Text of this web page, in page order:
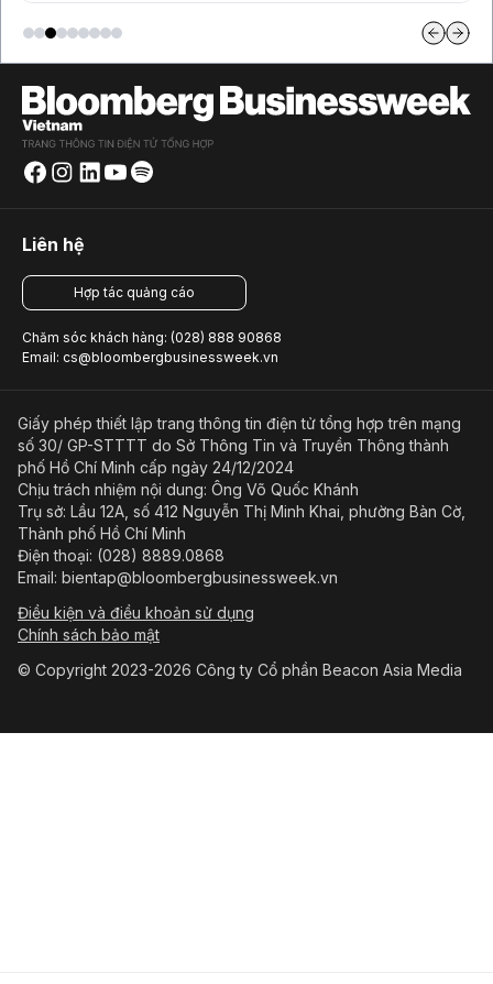
Liên hệ
Hợp tác quảng cáo
Chăm sóc khách hàng: (028) 888 90868
Email: cs@bloombergbusinessweek.vn
Giấy phép thiết lập trang thông tin điện tử tổng hợp trên mạng
số 30/ GP-STTTT do Sở Thông Tin và Truyền Thông thành
phố Hồ Chí Minh cấp ngày 24/12/2024
Chịu trách nhiệm nội dung: Ông Võ Quốc Khánh
Trụ sở: Lầu 12A, số 412 Nguyễn Thị Minh Khai, phường Bàn Cờ,
Thành phố Hồ Chí Minh
Điện thoại: (028) 8889.0868
Email: bientap@bloombergbusinessweek.vn
Điều kiện và điều khoản sử dụng
Chính sách bảo mật
© Copyright 2023-2026 Công ty Cổ phần Beacon Asia Media